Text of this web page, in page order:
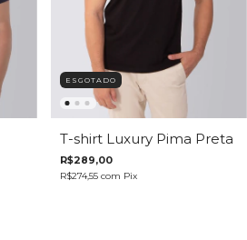
ESGOTADO
T-shirt Luxury Pima Preta
R$289,00
R$274,55 com Pix